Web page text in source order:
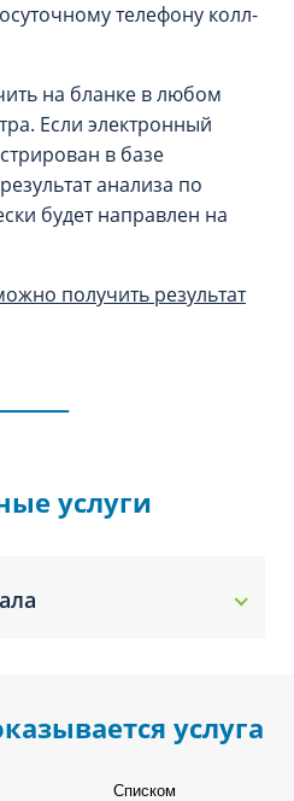
телефону колл-
на бланке в любом
Если электронный
в базе
анализа по
будет направлен на
получить результат
услуги
услуга
Списком